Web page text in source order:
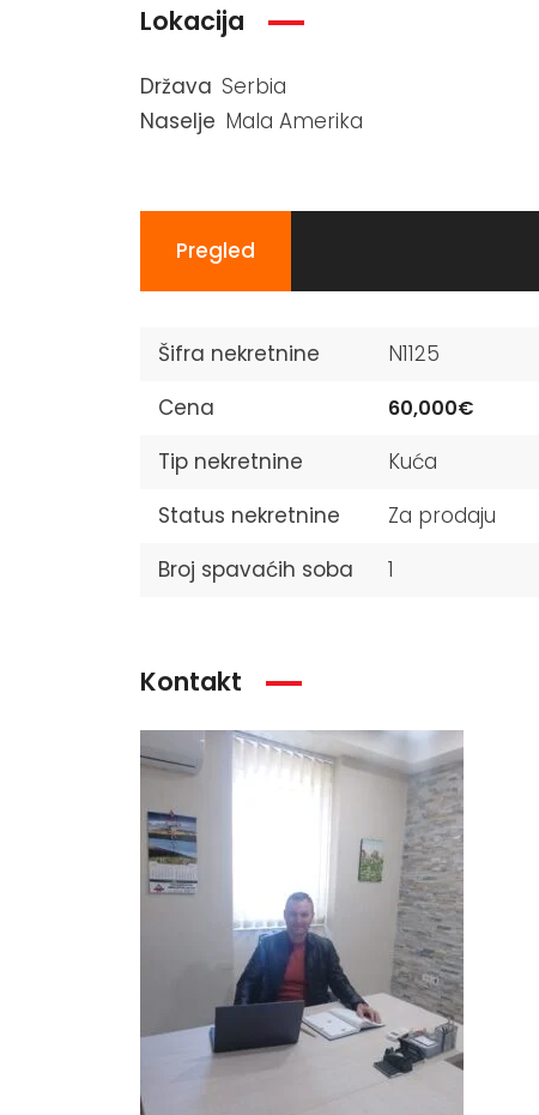
Lokacija
Država Serbia
Naselje Mala Amerika
Pregled
Šifra nekretnine
N1125
Cena
60,000€
Tip nekretnine
Kuća
Status nekretnine
Za prodaju
Broj spavaćih soba
1
Kontakt